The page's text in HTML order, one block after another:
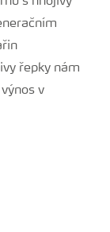
řepky nám
v